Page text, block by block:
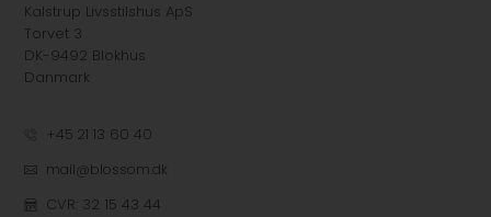
Kalstrup Livsstilshus ApS
Torvet 3
DK-9492 Blokhus
Danmark
+45 21 13 60 40
mail@blossom.dk
CVR: 32 15 43 44